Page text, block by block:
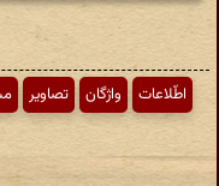
اطّلاعات واژگان تصاویر